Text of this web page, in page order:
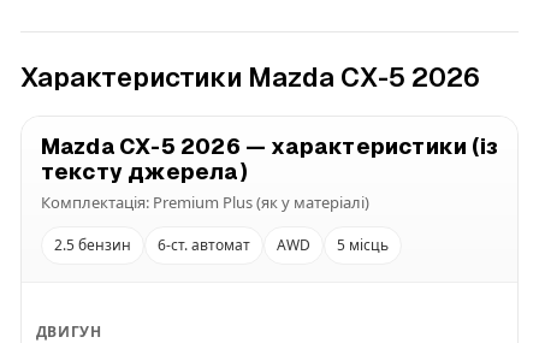
Характеристики Mazda CX-5 2026
Mazda CX-5 2026 — характеристики (із
тексту джерела)
Комплектація: Premium Plus (як у матеріалі)
2.5 бензин 6-ст. автомат AWD 5 місць
ДВИГУН